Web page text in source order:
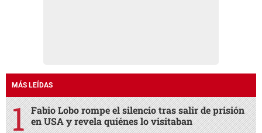
MÁS LEÍDAS
Fabio Lobo rompe el silencio tras salir de prisión
en USA y revela quiénes lo visitaban